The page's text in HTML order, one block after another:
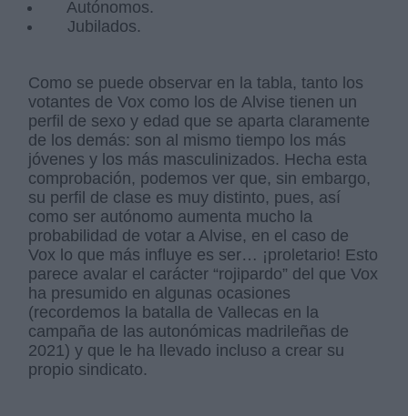
Autónomos.
Jubilados.
Como se puede observar en la tabla, tanto los
votantes de Vox como los de Alvise tienen un
perfil de sexo y edad que se aparta claramente
de los demás: son al mismo tiempo los más
jóvenes y los más masculinizados. Hecha esta
comprobación, podemos ver que, sin embargo,
su perfil de clase es muy distinto, pues, así
como ser autónomo aumenta mucho la
probabilidad de votar a Alvise, en el caso de
Vox lo que más influye es ser… ¡proletario! Esto
parece avalar el carácter “rojipardo” del que Vox
ha presumido en algunas ocasiones
(recordemos la batalla de Vallecas en la
campaña de las autonómicas madrileñas de
2021) y que le ha llevado incluso a crear su
propio sindicato.